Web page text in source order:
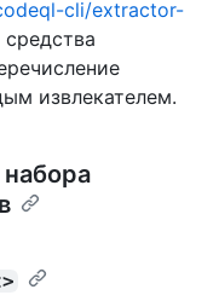
cli/extractor-
извлекателем.